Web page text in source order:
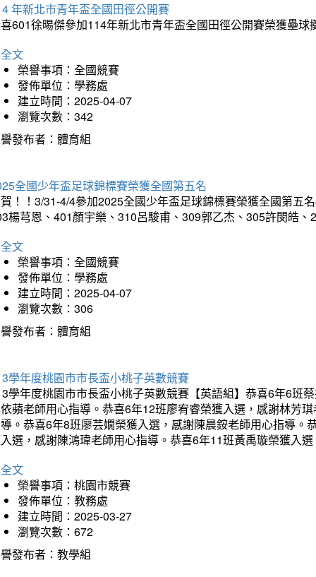
年新北市青年盃全國田徑公開賽
601徐晹傑參加114年新北市青年盃全國田徑公開賽榮獲壘
文
榮譽事項：全國競賽
發佈單位：學務處
建立時間：2025-04-07
瀏覽次數：342
發布者：體育組
全國少年盃足球錦標賽榮獲全國第五名
！！3/31-4/4參加2025全國少年盃足球錦標賽榮獲全國第五
楊芎恩、401顏宇樂、310呂駿甫、309郭乙杰、305許閔皓
文
榮譽事項：全國競賽
發佈單位：學務處
建立時間：2025-04-07
瀏覽次數：306
發布者：體育組
學年度桃園市市長盃小桃子英數競賽
學年度桃園市市長盃小桃子英數競賽【英語組】恭喜6年6班
蘋老師用心指導。恭喜6年12班廖宥睿榮獲入選，感謝林芳
。恭喜6年8班廖芸嫺榮獲入選，感謝陳晨銨老師用心指導
選，感謝陳鴻瑋老師用心指導。恭喜6年11班黃禹璇榮獲入
文
榮譽事項：桃園市競賽
發佈單位：教務處
建立時間：2025-03-27
瀏覽次數：672
發布者：教學組